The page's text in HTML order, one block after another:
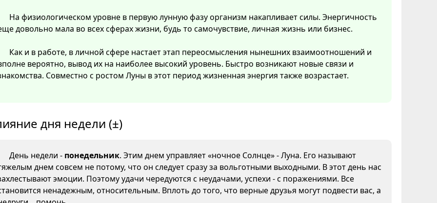
На физиологическом уровне в первую лунную фазу организм накапливает силы. Энергичность
довольно мала во всех сферах жизни, будь то самочувствие, личная жизнь или бизнес.
Как и в работе, в личной сфере настает этап переосмысления нынешних взаимоотношений и
вероятно, вывод их на наиболее высокий уровень. Быстро возникают новые связи и
Совместно с ростом Луны в этот период жизненная энергия также возрастает.
дня недели (±)
День недели - понедельник. Этим днем управляет «ночное Солнце» - Луна. Его называют
днем совсем не потому, что он следует сразу за вольготными выходными. В этот день нас
эмоции. Поэтому удачи чередуются с неудачами, успехи - с поражениями. Все
ненадежным, относительным. Вплоть до того, что верные друзья могут подвести вас, а